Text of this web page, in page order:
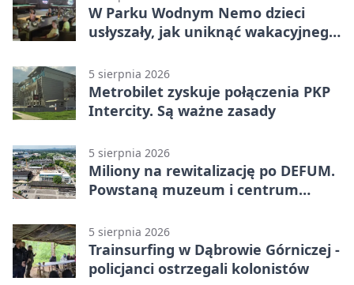
W Parku Wodnym Nemo dzieci
usłyszały, jak uniknąć wakacyjnego
5 sierpnia 2026
Metrobilet zyskuje połączenia PKP
Intercity. Są ważne zasady
5 sierpnia 2026
Miliony na rewitalizację po DEFUM.
Powstaną muzeum i centrum
5 sierpnia 2026
Trainsurfing w Dąbrowie Górniczej -
policjanci ostrzegali kolonistów